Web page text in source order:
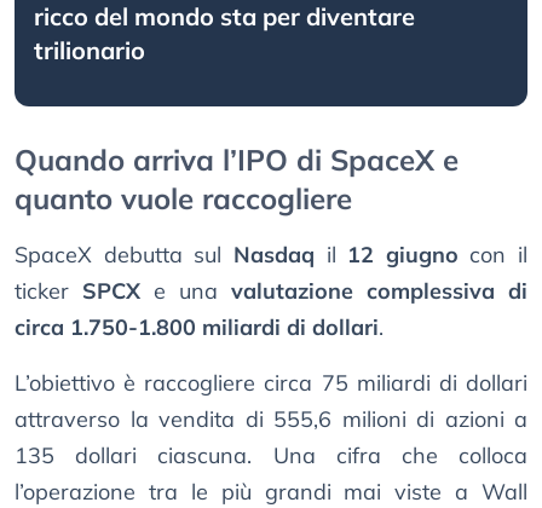
ricco del mondo sta per diventare
trilionario
Quando arriva l’IPO di SpaceX e
quanto vuole raccogliere
SpaceX debutta sul Nasdaq il 12 giugno con il
ticker SPCX e una valutazione complessiva di
circa 1.750-1.800 miliardi di dollari.
L’obiettivo è raccogliere circa 75 miliardi di dollari
attraverso la vendita di 555,6 milioni di azioni a
135 dollari ciascuna. Una cifra che colloca
l’operazione tra le più grandi mai viste a Wall